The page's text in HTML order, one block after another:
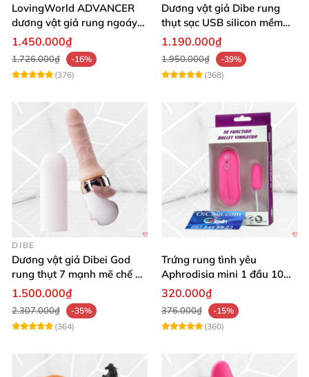
LovingWorld ADVANCER
dương vật giả rung ngoáy
thụt 7 chế độ
1.450.000₫
1.726.000₫
-16%
(376)
Dương vật giả Dibe rung
thụt sạc USB silicon mềm
mại thật
1.190.000₫
1.950.000₫
-39%
(368)
DIBE
Dương vật giả Dibei God
rung thụt 7 mạnh mẽ chế độ
tỏa nhiệt
1.500.000₫
2.307.000₫
-35%
(364)
Trứng rung tình yêu
Aphrodisia mini 1 đầu 10
chế độ rung đa năng
320.000₫
376.000₫
-15%
(360)